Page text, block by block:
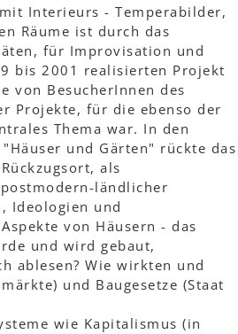
Interieurs - Temperabilder,
Räume ist durch das
für Improvisation und
bis 2001 realisierten Projekt
von BesucherInnen des
Projekte, für die ebenso der
Thema war. In den
und Gärten" rückte das
als
ländlicher
Ideologien und
von Häusern - das
und wird gebaut,
ablesen? Wie wirkten und
und Baugesetze (Staat
wie Kapitalismus (in